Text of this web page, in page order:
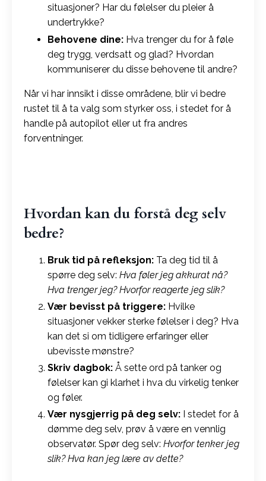
situasjoner? Har du følelser du pleier å
undertrykke?
Behovene dine: Hva trenger du for å føle
deg trygg, verdsatt og glad? Hvordan
kommuniserer du disse behovene til andre?
Når vi har innsikt i disse områdene, blir vi bedre
rustet til å ta valg som styrker oss, i stedet for å
handle på autopilot eller ut fra andres
forventninger.
Hvordan kan du forstå deg selv
bedre?
Bruk tid på refleksjon: Ta deg tid til å
spørre deg selv: Hva føler jeg akkurat nå?
Hva trenger jeg? Hvorfor reagerte jeg slik?
Vær bevisst på triggere: Hvilke
situasjoner vekker sterke følelser i deg? Hva
kan det si om tidligere erfaringer eller
ubevisste mønstre?
Skriv dagbok: Å sette ord på tanker og
følelser kan gi klarhet i hva du virkelig tenker
og føler.
Vær nysgjerrig på deg selv: I stedet for å
dømme deg selv, prøv å være en vennlig
observatør. Spør deg selv: Hvorfor tenker jeg
slik? Hva kan jeg lære av dette?